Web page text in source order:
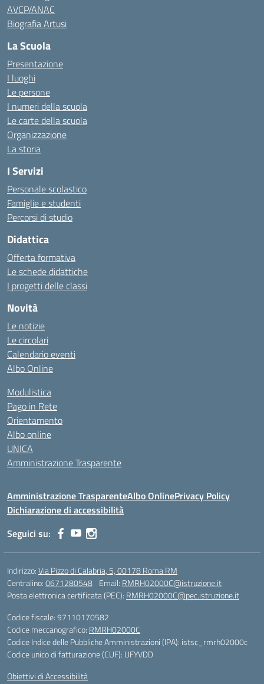
AVCP/ANAC
Biografia Artusi
La Scuola
Presentazione
I luoghi
Le persone
I numeri della scuola
Le carte della scuola
Organizzazione
La storia
I Servizi
Personale scolastico
Famiglie e studenti
Percorsi di studio
Didattica
Offerta formativa
Le schede didattiche
I progetti delle classi
Novità
Le notizie
Le circolari
Calendario eventi
Albo Online
Modulistica
Pago in Rete
Orientamento
Albo online
UNICA
Amministrazione Trasparente
Amministrazione TrasparenteAlbo OnlinePrivacy Policy
Dichiarazione di accessibilità
Seguici su:
Indirizzo:Via Pizzo di Calabria, 5, 00178 Roma RM
Centralino:0671280548 Email: RMRH02000C@istruzione.it
Posta elettronica certificata (PEC): RMRH02000C@pec.istruzione.it
Codice fiscale: 97110170582
Codice meccanografico: RMRH02000C
Codice Indice delle Pubbliche Amministrazioni (IPA): istsc_rmrh02000c
Codice unico di fatturazione (CUF): UFYVDD
Obiettivi di Accessibilità